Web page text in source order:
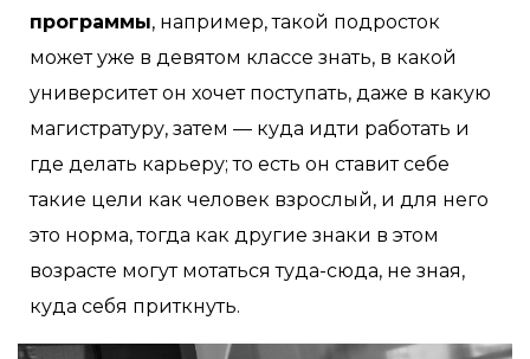
программы, например, такой подросток
может уже в девятом классе знать, в какой
университет он хочет поступать, даже в какую
магистратуру, затем — куда идти работать и
где делать карьеру; то есть он ставит себе
такие цели как человек взрослый, и для него
это норма, тогда как другие знаки в этом
возрасте могут мотаться туда-сюда, не зная,
куда себя приткнуть.